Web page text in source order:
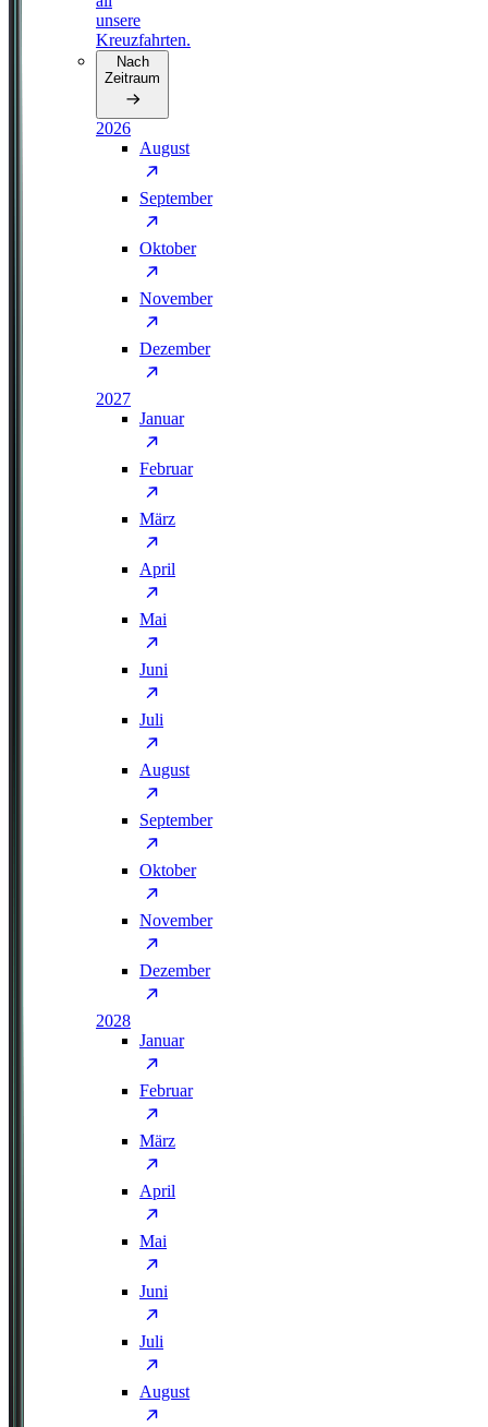
unsere
Kreuzfahrten.
Nach
Zeitraum
2026
August
September
Oktober
November
Dezember
2027
Januar
Februar
März
April
Mai
Juni
Juli
August
September
Oktober
November
Dezember
2028
Januar
Februar
März
April
Mai
Juni
Juli
August